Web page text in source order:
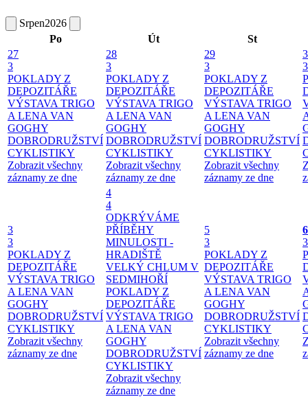
Srpen2026
Po
Út
St
27
3
POKLADY Z
DEPOZITÁŘE
VÝSTAVA TRIGO
A LENA VAN
GOGHY
DOBRODRUŽSTVÍ
CYKLISTIKY
Zobrazit všechny
záznamy ze dne
28
3
POKLADY Z
DEPOZITÁŘE
VÝSTAVA TRIGO
A LENA VAN
GOGHY
DOBRODRUŽSTVÍ
CYKLISTIKY
Zobrazit všechny
záznamy ze dne
29
3
POKLADY Z
DEPOZITÁŘE
VÝSTAVA TRIGO
A LENA VAN
GOGHY
DOBRODRUŽSTVÍ
CYKLISTIKY
Zobrazit všechny
záznamy ze dne
3
3
3
POKLADY Z
DEPOZITÁŘE
VÝSTAVA TRIGO
A LENA VAN
GOGHY
DOBRODRUŽSTVÍ
CYKLISTIKY
Zobrazit všechny
záznamy ze dne
4
4
ODKRÝVÁME
PŘÍBĚHY
MINULOSTI -
HRADIŠTĚ
VELKÝ CHLUM V
SEDMIHOŘÍ
POKLADY Z
DEPOZITÁŘE
VÝSTAVA TRIGO
A LENA VAN
GOGHY
DOBRODRUŽSTVÍ
CYKLISTIKY
Zobrazit všechny
záznamy ze dne
5
3
POKLADY Z
DEPOZITÁŘE
VÝSTAVA TRIGO
A LENA VAN
GOGHY
DOBRODRUŽSTVÍ
CYKLISTIKY
Zobrazit všechny
záznamy ze dne
6
3